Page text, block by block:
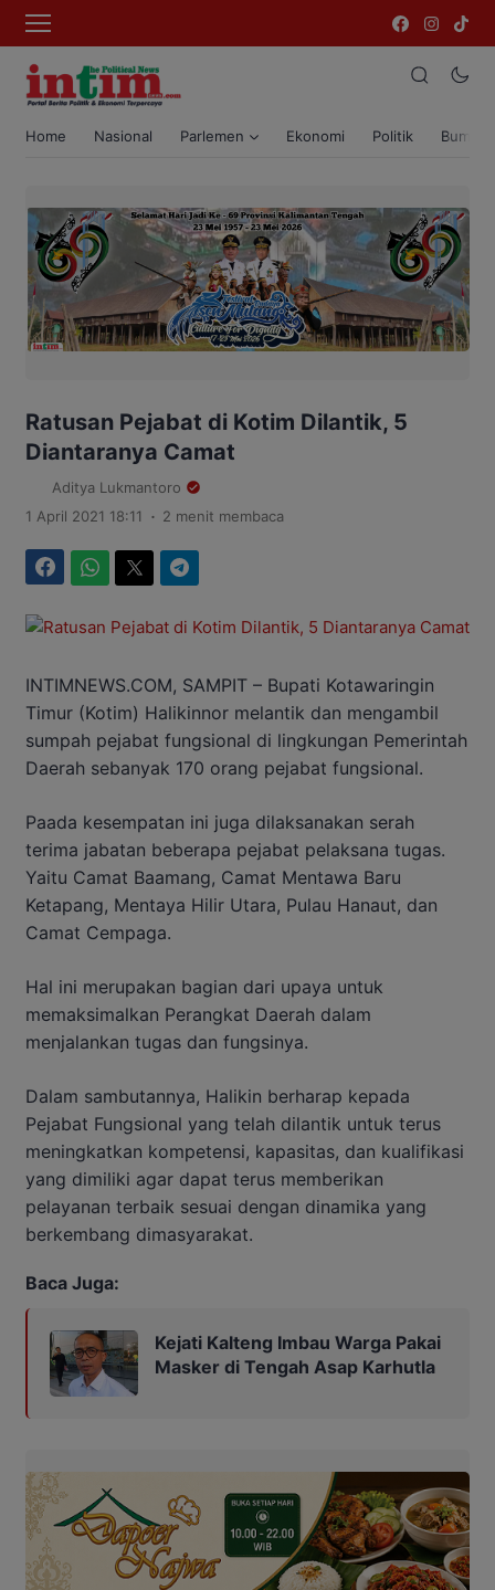
Home Nasional Parlemen Ekonomi Politik Bumi
Ratusan Pejabat di Kotim Dilantik, 5
Diantaranya Camat
Aditya Lukmantoro
1 April 2021 18:11
. 2 menit membaca
INTIMNEWS.COM, SAMPIT – Bupati Kotawaringin
Timur (Kotim) Halikinnor melantik dan mengambil
sumpah pejabat fungsional di lingkungan Pemerintah
Daerah sebanyak 170 orang pejabat fungsional.
Paada kesempatan ini juga dilaksanakan serah
terima jabatan beberapa pejabat pelaksana tugas.
Yaitu Camat Baamang, Camat Mentawa Baru
Ketapang, Mentaya Hilir Utara, Pulau Hanaut, dan
Camat Cempaga.
Hal ini merupakan bagian dari upaya untuk
memaksimalkan Perangkat Daerah dalam
menjalankan tugas dan fungsinya.
Dalam sambutannya, Halikin berharap kepada
Pejabat Fungsional yang telah dilantik untuk terus
meningkatkan kompetensi, kapasitas, dan kualifikasi
yang dimiliki agar dapat terus memberikan
pelayanan terbaik sesuai dengan dinamika yang
berkembang dimasyarakat.
Baca Juga:
Kejati Kalteng Imbau Warga Pakai
Masker di Tengah Asap Karhutla